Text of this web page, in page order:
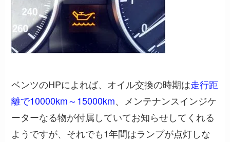
ベンツのHPによれば、オイル交換の時期は走行距
離で10000km～15000km、メンテナンスインジケ
ーターなる物が付属していてお知らせしてくれる
ようですが、それでも1年間はランプが点灯しな